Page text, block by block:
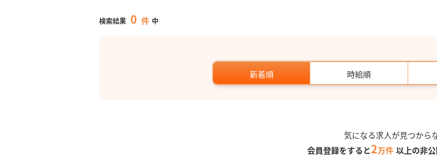
検索結果 0 件 中
新着順 時給順
気になる求人が見つから
会員登録をすると2万件 以上の非